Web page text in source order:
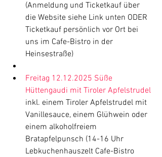
(Anmeldung und Ticketkauf über
die Website siehe Link unten ODER
Ticketkauf persönlich vor Ort bei
uns im Cafe-Bistro in der
Heinsestraße)
Freitag 12.12.2025 Süße
Hüttengaudi mit Tiroler Apfelstrudel
inkl. einem Tiroler Apfelstrudel mit
Vanillesauce, einem Glühwein oder
einem alkoholfreiem
Bratapfelpunsch (14-16 Uhr
Lebkuchenhauszelt Cafe-Bistro